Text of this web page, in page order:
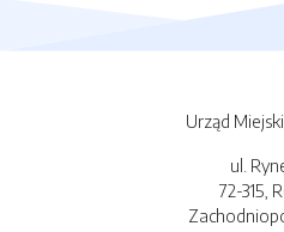
Urząd
ul.
72-315,